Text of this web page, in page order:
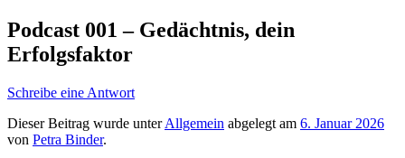
Podcast 001 – Gedächtnis, dein
Erfolgsfaktor
Schreibe eine Antwort
Dieser Beitrag wurde unterAllgemein abgelegt am 6. Januar 2026
von Petra Binder.